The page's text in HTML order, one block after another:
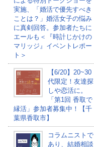
実施、「婚活で優先すべき
ことは？」婚活女子の悩み
に真剣回答。参加者たちに
エールも＜『時計じかけの
マリッジ』イベントレポー
ト＞
【6/20】20~30
代限定！友達探
しや恋活に。
「第1回 香取で
縁活」参加者募集中！【千
葉県香取市】
コラムニストで
あり、結婚相談